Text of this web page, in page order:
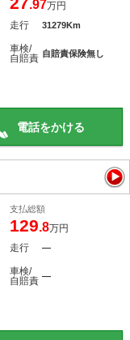
.97万円
走行 31279Km
車検/
自賠責 自賠責保険無し
話をかける
支払総額
129.8万円
走行 ―
車検/
自賠責 ―